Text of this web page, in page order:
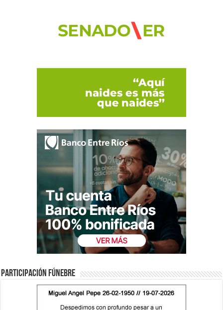
Participación fúnebre